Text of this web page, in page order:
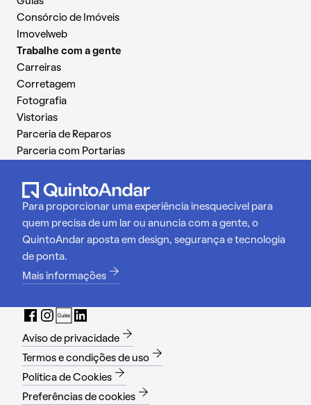
Consórcio de Imóveis
Imovelweb
Trabalhe com a gente
Carreiras
Corretagem
Fotografia
Vistorias
Parceria de Reparos
Parceria com Portarias
Para proporcionar uma experiência inesquecível para
quem precisa de um lar ou anuncia com a gente, o
QuintoAndar aposta em design, segurança e tecnologia
de ponta.
Mais informações
Aviso de privacidade
Termos e condições de uso
Política de Cookies
Preferências de cookies